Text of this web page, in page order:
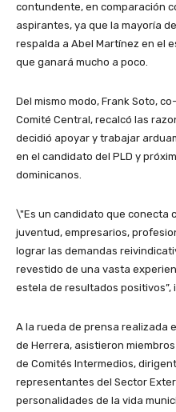
contundente, en comparación
aspirantes, ya que la mayoría
respalda a Abel Martínez en el
que ganará mucho a poco.
Del mismo modo, Frank Soto,
Comité Central, recalcó las
decidió apoyar y trabajar
en el candidato del PLD y
dominicanos.
\"Es un candidato que conecta
juventud, empresarios,
lograr las demandas
revestido de una vasta
estela de resultados positivos”,
A la rueda de prensa realizada
de Herrera, asistieron
de Comités Intermedios,
representantes del Sector
personalidades de la vida